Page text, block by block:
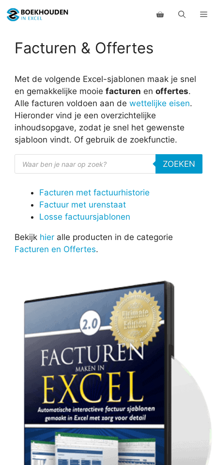
naar
inhoudFacturen & Offertes
Met de volgende Excel-sjablonen maak je snel
en gemakkelijke mooie facturen en offertes.
Alle facturen voldoen aan de wettelijke eisen.
Hieronder vind je een overzichtelijke
inhoudsopgave, zodat je snel het gewenste
sjabloon vindt. Of gebruik de zoekfunctie.
Producten
zoeken
ZOEKEN
Facturen met factuurhistorie
Factuur met urenstaat
Losse factuursjablonen
Bekijk hier alle producten in de categorie
Facturen en Offertes.